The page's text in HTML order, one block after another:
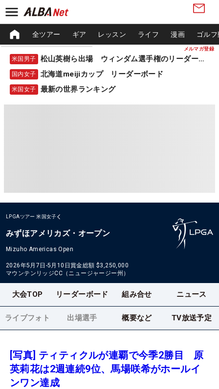
メルマガ登録
全ツアー ギア レッスン ライフ 漫画 ゴル
米国男子 松山英樹ら出場 ウィンダム選手権のリーダーボード
国内女子 北海道meijiカップ リーダーボード
米国女子 最新の世界ランキング
LPGAツアー 米国女子
みずほアメリカズ・オープン
Mizuho Americas Open
2026年5月7日-5月10日賞金総額 $3,250,000
マウンテンリッジCC（ニュージャージー州）
大会TOP リーダーボード 組み合せ ニュース
ライブフォト 出場選手 概要など TV放送予定
[写真] ティティクルが連覇で今季2勝目 原
英莉花は2週連続9位、馬場咲希がホールイ
ンワン達成